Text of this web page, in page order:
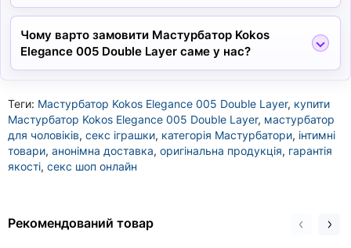
Чому варто замовити Мастурбатор Kokos
Elegance 005 Double Layer саме у нас?
Теги: Мастурбатор Kokos Elegance 005 Double Layer, купити
Мастурбатор Kokos Elegance 005 Double Layer, мастурбатор
для чоловіків, секс іграшки, категорія Мастурбатори, інтимні
товари, анонімна доставка, оригінальна продукція, гарантія
якості, секс шоп онлайн
Рекомендований товар